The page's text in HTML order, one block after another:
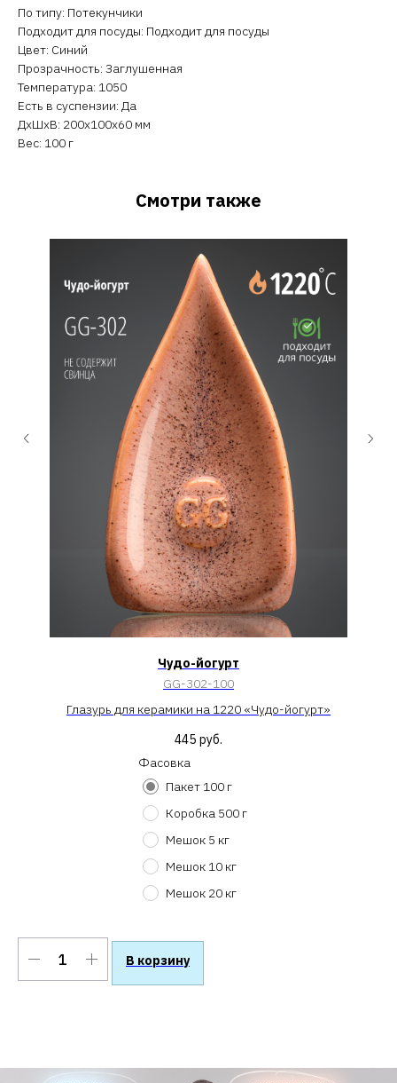
По типу: Потекунчики
Подходит для посуды: Подходит для посуды
Цвет: Синий
Прозрачность: Заглушенная
Температура: 1050
Есть в суспензии: Да
ДxШxВ: 200x100x60 мм
Вес: 100 г
Смотри также
Чудо-йогурт
GG-302-100
Глазурь для керамики на 1220 «Чудо-йогурт»
445 руб.
Фасовка
Пакет 100 г
Коробка 500 г
Мешок 5 кг
Мешок 10 кг
Мешок 20 кг
В корзину